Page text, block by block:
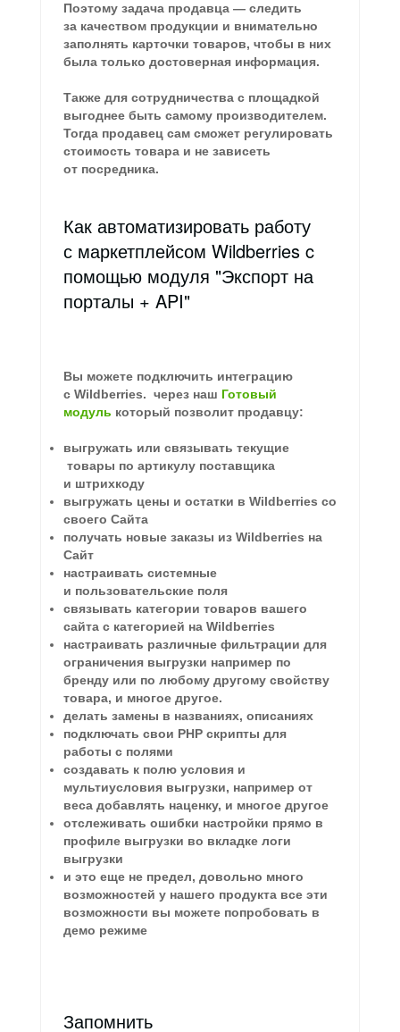
Поэтому задача продавца — следить
за качеством продукции и внимательно
заполнять карточки товаров, чтобы в них
была только достоверная информация.
Также для сотрудничества с площадкой
выгоднее быть самому производителем.
Тогда продавец сам сможет регулировать
стоимость товара и не зависеть
от посредника.
Как автоматизировать работу
с маркетплейсом Wildberries c
помощью модуля "Экспорт на
порталы + API"
Вы можете подключить интеграцию
с Wildberries. через наш Готовый
модуль который позволит продавцу:
выгружать или связывать текущие
товары по артикулу поставщика
и штрихкоду
выгружать цены и остатки в Wildberries со
своего Сайта
получать новые заказы из Wildberries на
Сайт
настраивать системные
и пользовательские поля
связывать категории товаров вашего
сайта с категорией на Wildberries
настраивать различные фильтрации для
ограничения выгрузки например по
бренду или по любому другому свойству
товара, и многое другое.
делать замены в названиях, описаниях
подключать свои PHP скрипты для
работы с полями
создавать к полю условия и
мультиусловия выгрузки, например от
веса добавлять наценку, и многое другое
отслеживать ошибки настройки прямо в
профиле выгрузки во вкладке логи
выгрузки
и это еще не предел, довольно много
возможностей у нашего продукта все эти
возможности вы можете попробовать в
демо режиме
Запомнить